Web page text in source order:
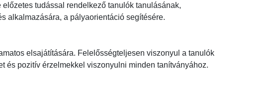
tudással rendelkező tanulók tanulásának,
alkalmazására, a pályaorientáció segítésére.
elsajátítására. Felelősségteljesen viszonyul a tanulók
és pozitív érzelmekkel viszonyulni minden tanítványához.